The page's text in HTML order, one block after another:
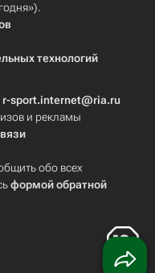
технологий
r-sport.internet@ria.ru
и рекламы
обо всех
формой обратной